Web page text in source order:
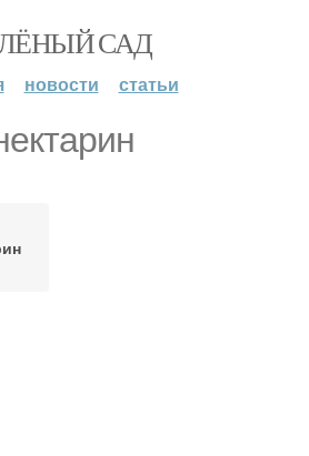
САД
новости статьи